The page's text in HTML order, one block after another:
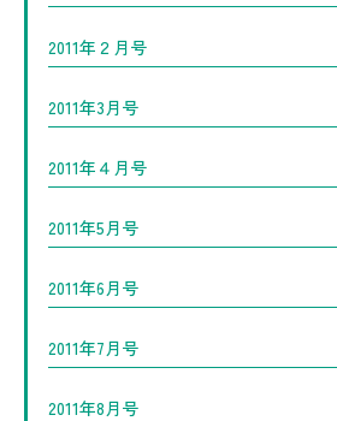
2011年２月号
2011年3月号
2011年４月号
2011年5月号
2011年6月号
2011年7月号
2011年8月号